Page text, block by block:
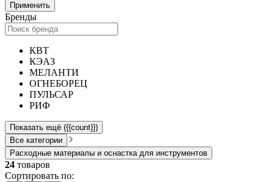
Применить
Бренды
КВТ
КЭАЗ
МЕЛАНТИ
ОГНЕБОРЕЦ
ПУЛЬСАР
РИФ
Показать ещё ({{count}})
Все категории
Расходные материалы и оснастка для инструментов
24 товаров
Сортировать по: